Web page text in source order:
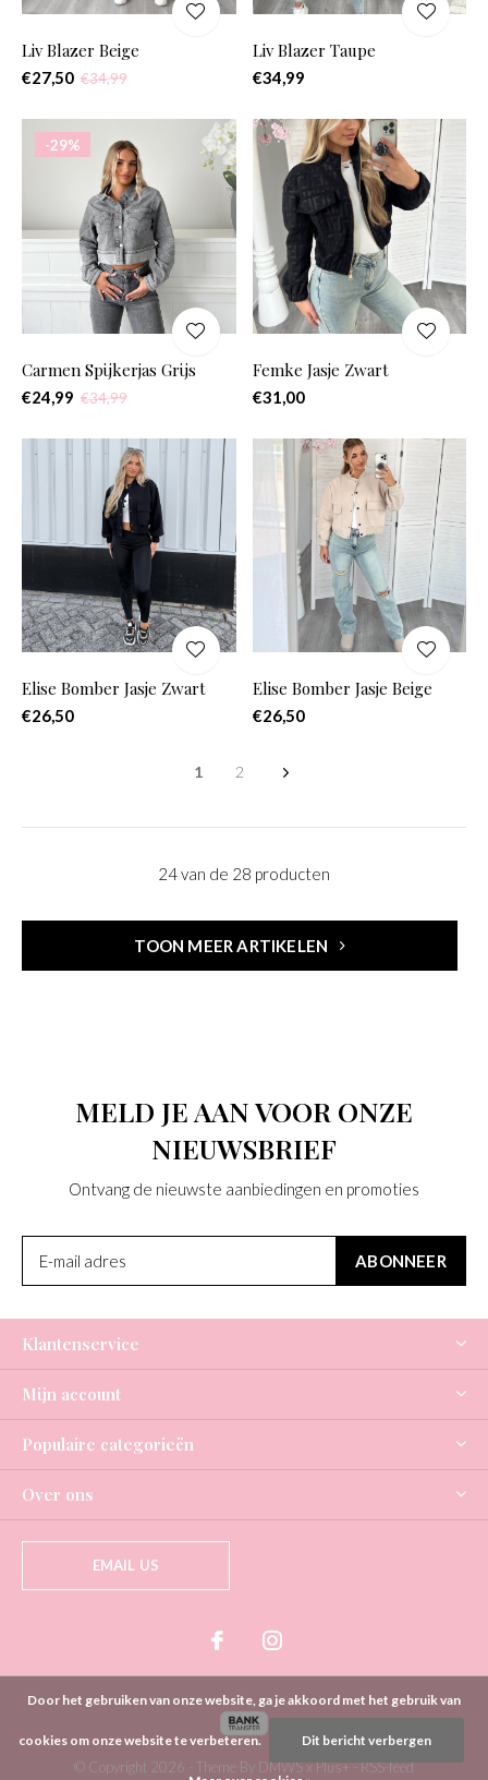
Liv Blazer Beige
€27,50 €34,99
Liv Blazer Taupe
€34,99
-29%
Carmen Spijkerjas Grijs
€24,99 €34,99
Femke Jasje Zwart
€31,00
Elise Bomber Jasje Zwart
€26,50
Elise Bomber Jasje Beige
€26,50
1 2
24 van de 28 producten
TOON MEER ARTIKELEN
MELD JE AAN VOOR ONZE
NIEUWSBRIEF
Ontvang de nieuwste aanbiedingen en promoties
ABONNEER
Klantenservice
Mijn account
Populaire categorieën
Over ons
EMAIL US
© Copyright 2026 - Theme By DMWSxPlus+-RSS-feed
Door het gebruiken van onze website, ga je akkoord met het gebruik van
cookies om onze website te verbeteren. Dit bericht verbergen